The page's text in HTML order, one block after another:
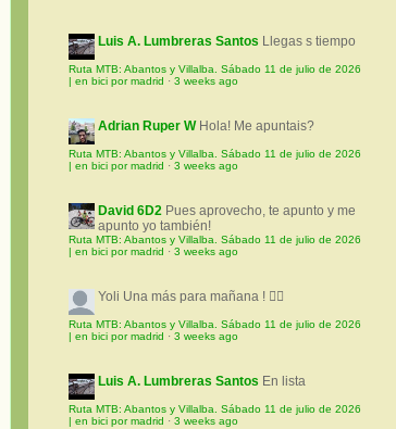
Luis A. Lumbreras Santos Llegas s tiempo
Ruta MTB: Abantos y Villalba. Sábado 11 de julio de 2026
| en bici por madrid · 3 weeks ago
Adrian Ruper W Hola! Me apuntais?
Ruta MTB: Abantos y Villalba. Sábado 11 de julio de 2026
| en bici por madrid · 3 weeks ago
David 6D2 Pues aprovecho, te apunto y me
apunto yo también!
Ruta MTB: Abantos y Villalba. Sábado 11 de julio de 2026
| en bici por madrid · 3 weeks ago
Yoli Una más para mañana ! 🚵‍♀️
Ruta MTB: Abantos y Villalba. Sábado 11 de julio de 2026
| en bici por madrid · 3 weeks ago
Luis A. Lumbreras Santos En lista
Ruta MTB: Abantos y Villalba. Sábado 11 de julio de 2026
| en bici por madrid · 3 weeks ago